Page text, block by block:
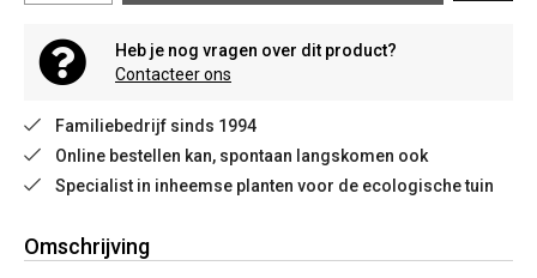
Heb je nog vragen over dit product?
Contacteer ons
Familiebedrijf sinds 1994
Online bestellen kan, spontaan langskomen ook
Specialist in inheemse planten voor de ecologische tuin
Omschrijving